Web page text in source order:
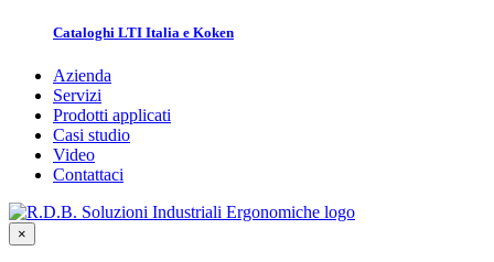
Cataloghi LTI Italia e Koken
Azienda
Servizi
Prodotti applicati
Casi studio
Video
Contattaci
×